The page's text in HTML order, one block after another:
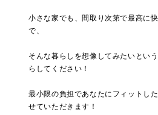
小さな家でも、間取り次第で最高に
で、
そんな暮らしを想像してみたいとい
らしてください！
最小限の負担であなたにフィットし
せていただきます！